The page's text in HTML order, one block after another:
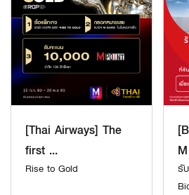
[Thai Airways] The
first ...
Rise to Gold
รั